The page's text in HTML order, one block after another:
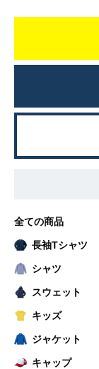
全ての商品
長袖Tシャツ
シャツ
スウェット
キッズ
ジャケット
キャップ